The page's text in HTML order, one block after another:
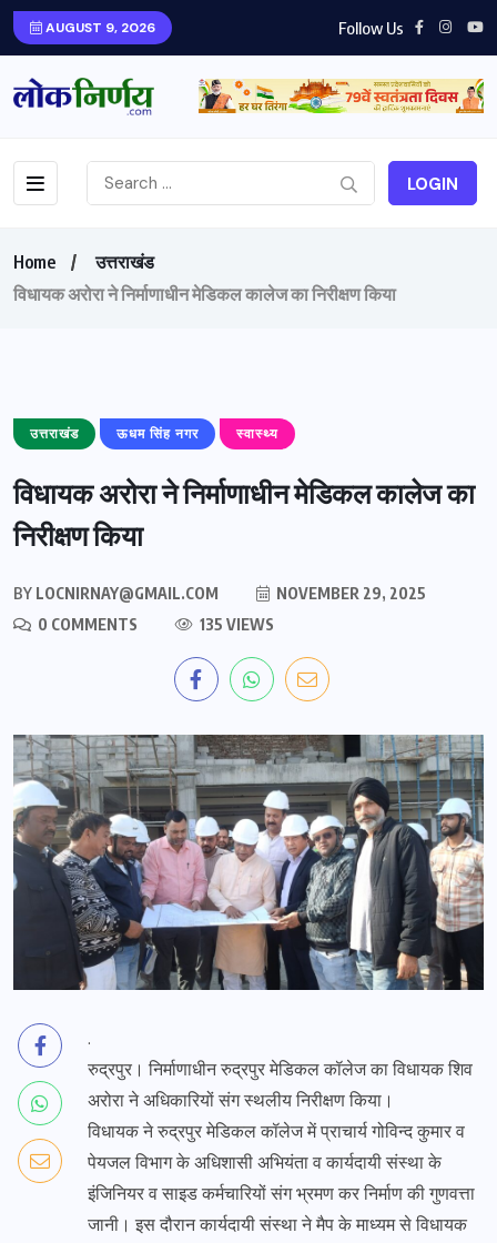
AUGUST 9, 2026 Follow Us
LOGIN
Home
उत्तराखंड
विधायक अरोरा ने निर्माणाधीन मेडिकल कालेज का निरीक्षण किया
उत्तराखंड ऊधम सिंह नगर स्वास्थ्य
विधायक अरोरा ने निर्माणाधीन मेडिकल कालेज का
निरीक्षण किया
BY LOCNIRNAY@GMAIL.COM
NOVEMBER 29, 2025
0 COMMENTS
135 VIEWS
.
रुद्रपुर। निर्माणाधीन रुद्रपुर मेडिकल कॉलेज का विधायक शिव
अरोरा ने अधिकारियों संग स्थलीय निरीक्षण किया।
विधायक ने रुद्रपुर मेडिकल कॉलेज में प्राचार्य गोविन्द कुमार व
पेयजल विभाग के अधिशासी अभियंता व कार्यदायी संस्था के
इंजिनियर व साइड कर्मचारियों संग भ्रमण कर निर्माण की गुणवत्ता
जानी। इस दौरान कार्यदायी संस्था ने मैप के माध्यम से विधायक